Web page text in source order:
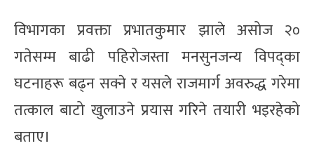
विभागका प्रवक्ता प्रभातकुमार झाले असोज २०
गतेसम्म बाढी पहिरोजस्ता मनसुनजन्य विपद्का
घटनाहरू बढ्न सक्ने र यसले राजमार्ग अवरुद्ध गरेमा
तत्काल बाटो खुलाउने प्रयास गरिने तयारी भइरहेको
बताए।